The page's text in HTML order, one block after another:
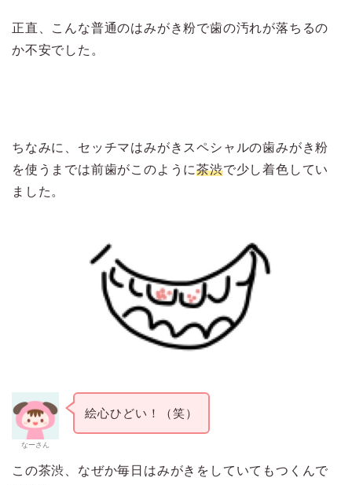
正直、こんな普通のはみがき粉で歯の汚れが落ちるの
か不安でした。
ちなみに、セッチマはみがきスペシャルの歯みがき粉
を使うまでは前歯がこのように茶渋で少し着色してい
ました。
なーさん
絵心ひどい！（笑）
この茶渋、なぜか毎日はみがきをしていてもつくんで